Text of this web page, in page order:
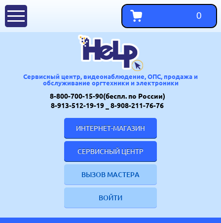
Сервисный центр, видеонаблюдение, ОПС, продажа и
обслуживание оргтехники и электроники
8-800-700-15-90(беспл. по России)
8-913-512-19-19
_ 8-908-211-76-76
ИНТЕРНЕТ-МАГАЗИН
СЕРВИСНЫЙ ЦЕНТР
ВЫЗОВ МАСТЕРА
ВОЙТИ
0